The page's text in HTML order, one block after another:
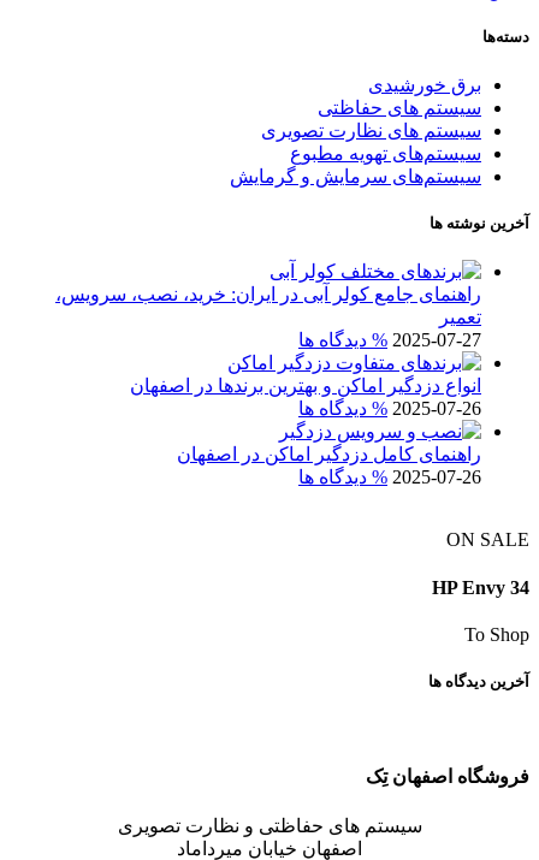
دسته‌ها
برق خورشیدی
سیستم های حفاظتی
سیستم های نظارت تصویری
سیستم‌های تهویه مطبوع
سیستم‌های سرمایش و گرمایش
آخرین نوشته ها
راهنمای جامع کولر آبی در ایران: خرید، نصب، سرویس،
تعمیر
2025-07-27 % دیدگاه ها
انواع دزدگیر اماکن و بهترین برندها در اصفهان
2025-07-26 % دیدگاه ها
راهنمای کامل دزدگیر اماکن در اصفهان
2025-07-26 % دیدگاه ها
ON SALE
HP Envy 34
To Shop
آخرین دیدگاه ها
فروشگاه اصفهان تِک
سیستم های حفاظتی و نظارت تصویری
اصفهان خیابان میرداماد